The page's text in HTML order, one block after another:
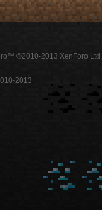
©2010-2013 XenForo Ltd.
2013